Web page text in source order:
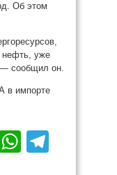
Об этом
нефть, уже
— сообщил он.
в импорте
Viber